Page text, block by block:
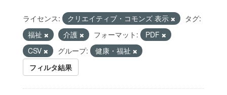
ライセンス: クリエイティブ・コモンズ 表示
タグ:
福祉
介護 フォーマット:
PDF
CSV
グループ:
健康・福祉
フィルタ結果